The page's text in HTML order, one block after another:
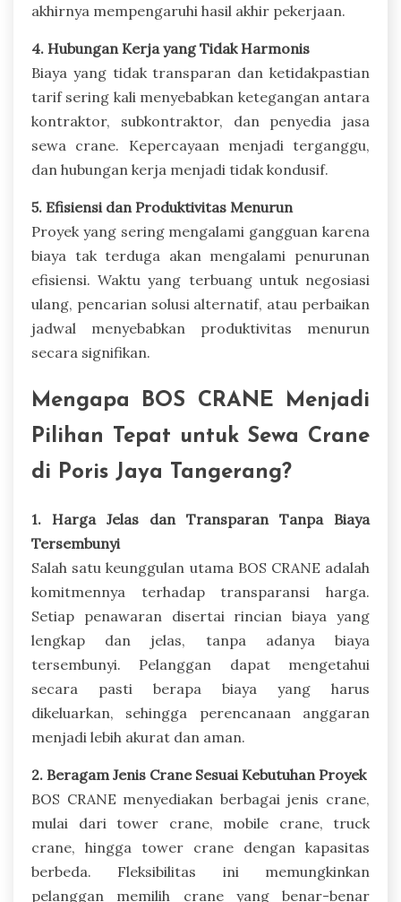
akhirnya mempengaruhi hasil akhir pekerjaan.
4. Hubungan Kerja yang Tidak Harmonis
Biaya yang tidak transparan dan ketidakpastian
tarif sering kali menyebabkan ketegangan antara
kontraktor, subkontraktor, dan penyedia jasa
sewa crane. Kepercayaan menjadi terganggu,
dan hubungan kerja menjadi tidak kondusif.
5. Efisiensi dan Produktivitas Menurun
Proyek yang sering mengalami gangguan karena
biaya tak terduga akan mengalami penurunan
efisiensi. Waktu yang terbuang untuk negosiasi
ulang, pencarian solusi alternatif, atau perbaikan
jadwal menyebabkan produktivitas menurun
secara signifikan.
Mengapa BOS CRANE Menjadi
Pilihan Tepat untuk Sewa Crane
di Poris Jaya Tangerang?
1. Harga Jelas dan Transparan Tanpa Biaya
Tersembunyi
Salah satu keunggulan utama BOS CRANE adalah
komitmennya terhadap transparansi harga.
Setiap penawaran disertai rincian biaya yang
lengkap dan jelas, tanpa adanya biaya
tersembunyi. Pelanggan dapat mengetahui
secara pasti berapa biaya yang harus
dikeluarkan, sehingga perencanaan anggaran
menjadi lebih akurat dan aman.
2. Beragam Jenis Crane Sesuai Kebutuhan Proyek
BOS CRANE menyediakan berbagai jenis crane,
mulai dari tower crane, mobile crane, truck
crane, hingga tower crane dengan kapasitas
berbeda. Fleksibilitas ini memungkinkan
pelanggan memilih crane yang benar-benar